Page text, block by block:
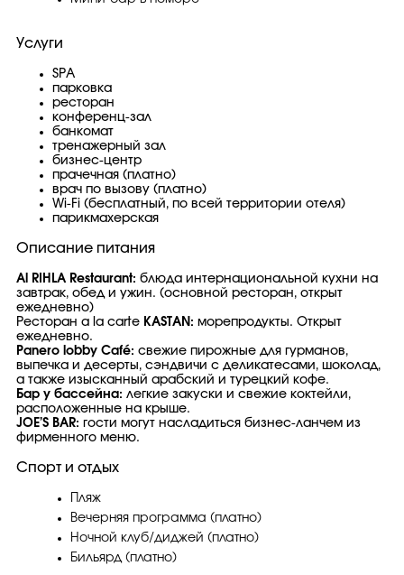
Услуги
SPA
парковка
ресторан
конференц-зал
банкомат
тренажерный зал
бизнес-центр
прачечная (платно)
врач по вызову (платно)
Wi-Fi (бесплатный, по всей территории отеля)
парикмахерская
Описание питания
Al RIHLA Restaurant: блюда интернациональной кухни на
завтрак, обед и ужин. (основной ресторан, открыт
ежедневно)
Ресторан a la carte KASTAN : морепродукты. Открыт
ежедневно.
Panero lobby Café: свежие пирожные для гурманов,
выпечка и десерты, сэндвичи с деликатесами, шоколад,
а также изысканный арабский и турецкий кофе.
Бар у бассейна: легкие закуски и свежие коктейли,
расположенные на крыше.
JOE’S BAR: гости могут насладиться бизнес-ланчем из
фирменного меню.
Спорт и отдых
Пляж
Вечерняя программа (платно)
Ночной клуб/диджей (платно)
Бильярд (платно)